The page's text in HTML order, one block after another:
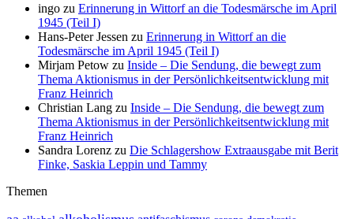
ingo zu Erinnerung in Wittorf an die Todesmärsche im April
1945 (Teil I)
Hans-Peter Jessen zu Erinnerung in Wittorf an die
Todesmärsche im April 1945 (Teil I)
Mirjam Petow zu Inside – Die Sendung, die bewegt zum
Thema Aktionismus in der Persönlichkeitsentwicklung mit
Franz Heinrich
Christian Lang zu Inside – Die Sendung, die bewegt zum
Thema Aktionismus in der Persönlichkeitsentwicklung mit
Franz Heinrich
Sandra Lorenz zu Die Schlagershow Extraausgabe mit Berit
Finke, Saskia Leppin und Tammy
Themen